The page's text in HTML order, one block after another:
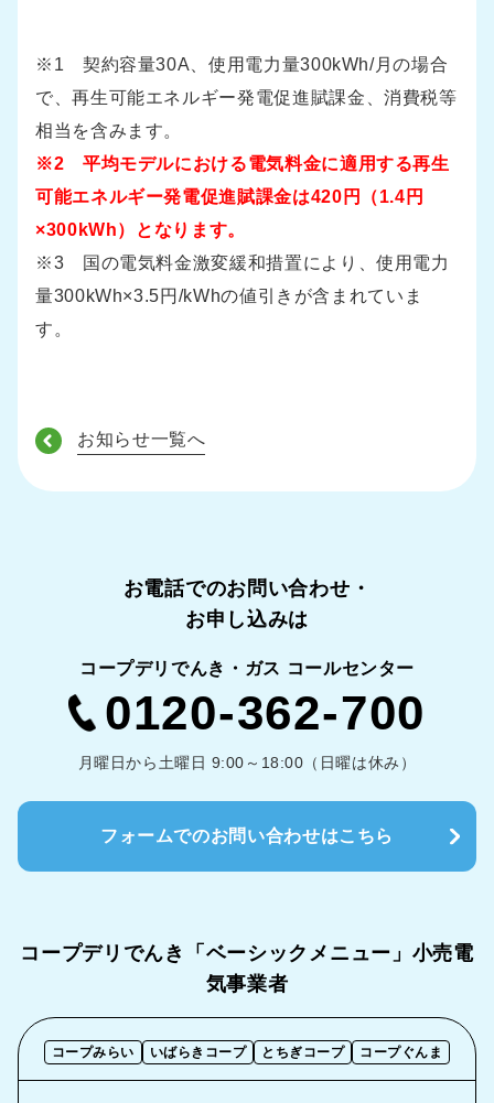
※1 契約容量30A、使用電力量300kWh/月の場合
で、再生可能エネルギー発電促進賦課金、消費税等
相当を含みます。
※2 平均モデルにおける電気料金に適用する再生
可能エネルギー発電促進賦課金は420円（1.4円
×300kWh）となります。
※3 国の電気料金激変緩和措置により、使用電力
量300kWh×3.5円/kWhの値引きが含まれていま
す。
お知らせ一覧へ
お電話でのお問い合わせ・
お申し込みは
コープデリでんき・ガス コールセンター
0120-362-700
月曜日から土曜日 9:00～18:00（日曜は休み）
フォームでのお問い合わせはこちら
コープデリでんき「ベーシックメニュー」 小売電
気事業者
コープみらい いばらきコープ とちぎコープ コープぐんま